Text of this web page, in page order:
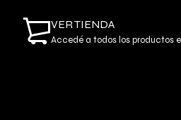
VER TIENDA
Accedé a todos los productos